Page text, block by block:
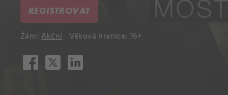
REGISTROVAT
Žánr:Akční Věková hranice: 16+